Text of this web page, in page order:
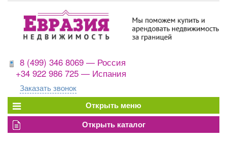
8 (499) 346 8069 — Россия
+34 922 986 725 — Испания
Заказать звонок